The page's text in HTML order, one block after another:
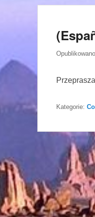
Opublikowano
Kategorie: